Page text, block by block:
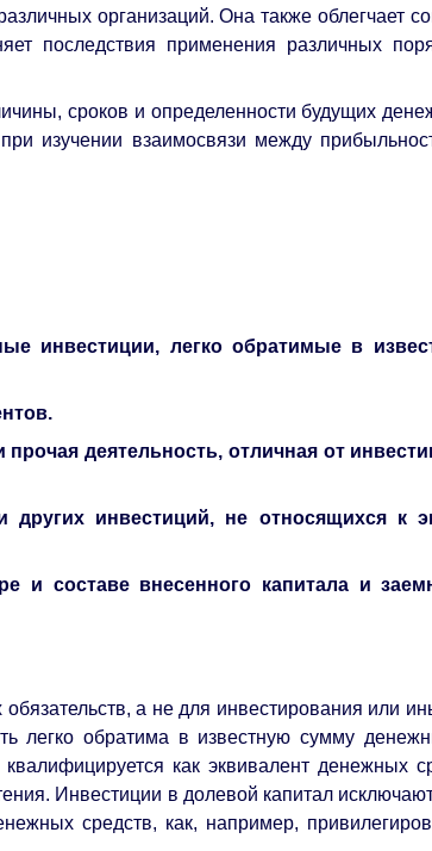
организаций. Она также облегчает
последствия применения различных
сроков и определенности будущих
изучении взаимосвязи между
инвестиции, легко обратимые в
деятельность, отличная от
инвестиций, не относящихся к
и составе внесенного капитала и
а не для инвестирования или
легко обратима в известную сумму
как эквивалент денежных
Инвестиции в долевой капитал
средств, как, например,